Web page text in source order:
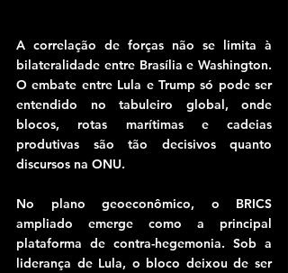
A correlação de forças não se limita à
bilateralidade entre Brasília e Washington.
O embate entre Lula e Trump só pode ser
entendido no tabuleiro global, onde
blocos, rotas marítimas e cadeias
produtivas são tão decisivos quanto
discursos na ONU.
No plano geoeconômico, o BRICS
ampliado emerge como a principal
plataforma de contra-hegemonia. Sob a
liderança de Lula, o bloco deixou de ser